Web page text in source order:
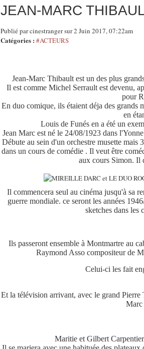
JEAN-MARC
Publié par cinestranger sur 2 Juin 2017, 07:22am
Catégories : #ACTEURS
Jean-Marc Thibault est un des plus
Il est comme Michel Serrault est devenu,
pour
En duo comique, ils étaient déja des grands
en
Louis de Funés en a été un
Jean Marc est né le 24/08/1923 dans
Débute au sein d'un orchestre musette mais
dans un cours de comédie . Il veut être
aux cours Simon. Il
Il commencera seul au cinéma jusqu'à sa
guerre mondiale. ce seront les années
sketches dans les
Ils passeront ensemble à Montmartre au
Raymond Asso compositeur de
Celui-ci les fait
Et la télévision arrivant, avec le grand
Maritie et Gilbert